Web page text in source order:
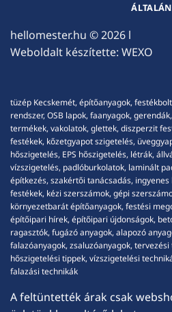
hellomester.hu © 2026 l
Weboldalt készítette: WEXO
tüzép Kecskemét, építőanyagok,
rendszer, OSB lapok, faanyagok,
termékek, vakolatok, glettek, diszperzit
festékek, kőzetgyapot szigetelés,
hőszigetelés, EPS hőszigetelés, létrák,
vízszigetelés, padlóburkolatok, laminált
építkezés, szakértői tanácsadás,
festékek, kézi szerszámok, gépi
környezetbarát építőanyagok, festési
építőipari hírek, építőipari újdonságok,
ragasztók, fugázó anyagok, alapozó
falazóanyagok, zsaluzóanyagok,
hőszigetelési tippek, vízszigetelési
falazási technikák
A feltüntették árak csak